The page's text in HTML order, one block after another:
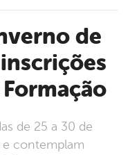
e contemplam